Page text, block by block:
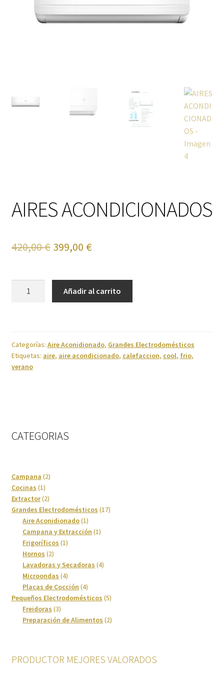
Cuidado del cabello
Finalizar compra
Frigoríficos
Humedad
Lavadoras y Lavasecadoras
Lavavajillas
Limpieza del hogar
Menaje
Microondas
Ofertas
AIRES ACONDICIONADOS
420,00€ El
original
era:
399,00 €El
actual
es:
Añadir al carrito
Categorías: Aire Aconidionado, Grandes Electrodomésticos
Etiquetas: aire, aire acondicionado, calefaccion, cool, frio,
verano
CATEGORIAS
Campana 22
Cocinas 11
producto
Extractor 22
productos
Grandes Electrodomésticos 1717
Aire Aconidionado 11
producto
Campana y Extracción 11
Frigoríficos 11
Hornos 22
productos
Lavadoras y Secadoras 44
Microondas 44
productos
Placas de Cocción 44
productos
Pequeños Electrodomésticos 55
Freidoras 33
productos
Preparación de Alimentos 22
PRODUCTOR MEJORES VALORADOS